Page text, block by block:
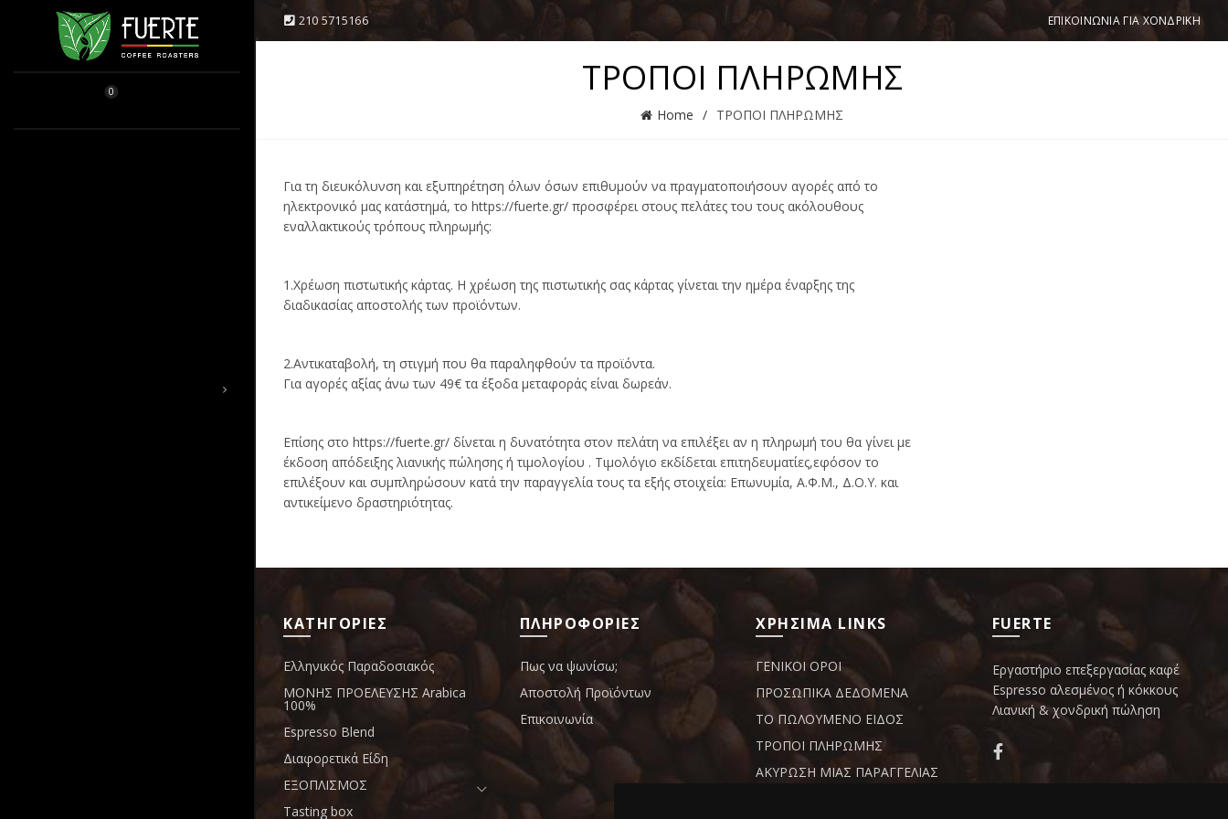
CART CLOSE
210 5715166 ΕΠΙΚΟΙΝΩΝΙΑ ΓΙΑ ΧΟΝΔΡΙΚΗ
0 ΤΡΟΠΟΙ ΠΛΗΡΩΜΗΣ
Home ΤΡΟΠΟΙ ΠΛΗΡΩΜΗΣ
Για τη διευκόλυνση και εξυπηρέτηση όλων όσων επιθυμούν να πραγματοποιήσουν αγορές από το
ηλεκτρονικό μας κατάστημά, το https://fuerte.gr/ προσφέρει στους πελάτες του τους ακόλουθους
εναλλακτικούς τρόπους πληρωμής:
1.Χρέωση πιστωτικής κάρτας. Η χρέωση της πιστωτικής σας κάρτας γίνεται την ημέρα έναρξης της
διαδικασίας αποστολής των προϊόντων.
2.Αντικαταβολή, τη στιγμή που θα παραληφθούν τα προϊόντα.
Για αγορές αξίας άνω των 49€ τα έξοδα μεταφοράς είναι δωρεάν.
Επίσης στο https://fuerte.gr/ δίνεται η δυνατότητα στον πελάτη να επιλέξει αν η πληρωμή του θα γίνει με
έκδοση απόδειξης λιανικής πώλησης ή τιμολογίου . Τιμολόγιο εκδίδεται επιτηδευματίες,εφόσον το
επιλέξουν και συμπληρώσουν κατά την παραγγελία τους τα εξής στοιχεία: Επωνυμία, Α.Φ.Μ., Δ.Ο.Υ. και
αντικείμενο δραστηριότητας.
ΚΑΤΗΓΟΡΙΕΣ
Ελληνικός Παραδοσιακός
ΜΟΝΗΣ ΠΡΟΕΛΕΥΣΗΣ Arabica
100%
Espresso Blend
Διαφορετικά Είδη
ΕΞΟΠΛΙΣΜΟΣ
Tasting box
ΠΛΗΡΟΦΟΡΙΕΣ
Πως να ψωνίσω;
Αποστολή Προϊόντων
Επικοινωνία
ΧΡΗΣΙΜΑ LINKS
ΓΕΝΙΚΟΙ ΟΡΟΙ
ΠΡΟΣΩΠΙΚΑ ΔΕΔΟΜΕΝΑ
ΤΟ ΠΩΛΟΥΜΕΝΟ ΕΙΔΟΣ
ΤΡΟΠΟΙ ΠΛΗΡΩΜΗΣ
ΑΚΥΡΩΣΗ ΜΙΑΣ ΠΑΡΑΓΓΕΛΙΑΣ
FUERTE
Εργαστήριο επεξεργασίας καφέ
Espresso αλεσμένος ή κόκκους
Λιανική & χονδρική πώληση